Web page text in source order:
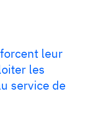
leur
les
service de